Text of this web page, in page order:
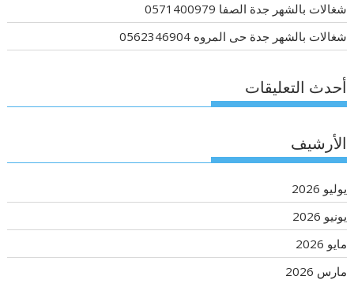
شغالات بالشهر جدة الصفا 0571400979
شغالات بالشهر جدة حى المروه 0562346904
أحدث التعليقات
الأرشيف
يوليو 2026
يونيو 2026
مايو 2026
مارس 2026